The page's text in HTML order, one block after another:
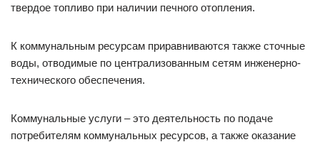
твердое топливо при наличии печного отопления.
К коммунальным ресурсам приравниваются также сточные
воды, отводимые по централизованным сетям инженерно-
технического обеспечения.
Коммунальные услуги – это деятельность по подаче
потребителям коммунальных ресурсов, а также оказание